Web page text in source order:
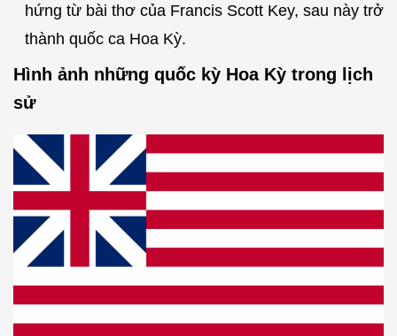
hứng từ bài thơ của Francis Scott Key, sau này trở
thành quốc ca Hoa Kỳ.
Hình ảnh những quốc kỳ Hoa Kỳ trong lịch
sử